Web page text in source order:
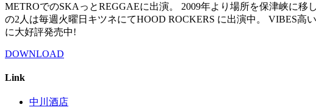
METROでのSKAっとREGGAEに出演。 2009年より場所を保津峡に移
の2人は毎週火曜日キツネにてHOOD ROCKERS に出演中。 VIBES
に大好評発売中!
DOWNLOAD
Link
中川酒店